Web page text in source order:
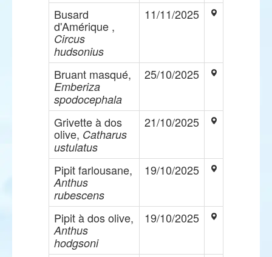
Busard
d'Amérique ,
Circus
hudsonius
11/11/2025
Bruant masqué,
Emberiza
spodocephala
25/10/2025
Grivette à dos
olive, Catharus
ustulatus
21/10/2025
Pipit farlousane,
Anthus
rubescens
19/10/2025
Pipit à dos olive,
Anthus
hodgsoni
19/10/2025